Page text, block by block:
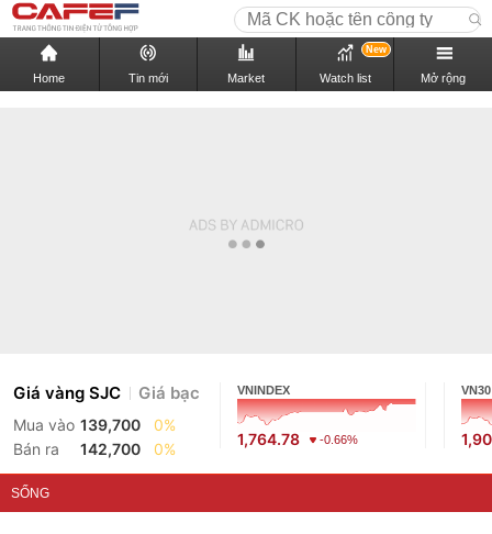
Home Tin mới Market Watch list
New
Mở rộng
Giá vàng SJC Giá bạc
Mua vào 139,700
0%
Bán ra
142,700 0%
VNINDEX
1,764.78 -0.66%
VN30
SỐNG